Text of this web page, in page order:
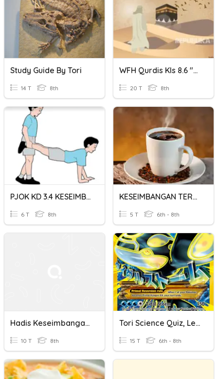
Study Guide By Tori
14 T 8th
WFH Qurdis Kls 8.6 "keseimbangan Hidup Di Dunia Dan Akhirat"
20 T 8th
PJOK KD 3.4 KESEIMBANGAN
6 T 8th
KESEIMBANGAN TERMA ULANGKAJI
5 T 6th - 8th
Hadis Keseimbangan Dunia Dan Akhirat
10 T 8th
Tori Science Quiz, Lessons 1-3
15 T 6th - 8th